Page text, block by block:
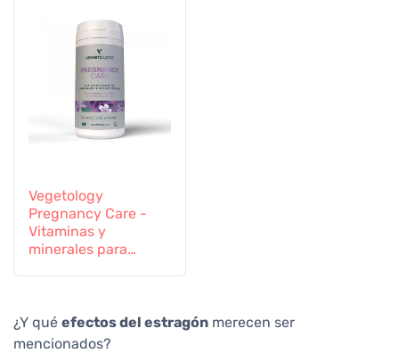
Vegetology
Pregnancy Care -
Vitaminas y
minerales para
60 comprimidos
¿Y qué efectos del estragón merecen ser
mencionados?